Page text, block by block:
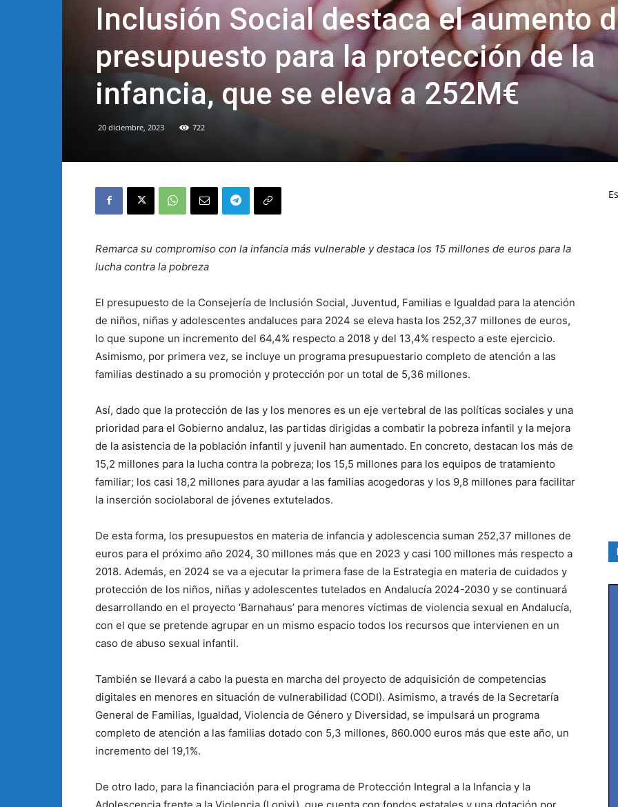
Inclusión Social destaca el aumento
presupuesto para la protección de la
infancia, que se eleva a 252M€
20 diciembre, 2023 722
Remarca su compromiso con la infancia más vulnerable y destaca los 15 millones de euros para la
lucha contra la pobreza
El presupuesto de la Consejería de Inclusión Social, Juventud, Familias e Igualdad para la atención
de niños, niñas y adolescentes andaluces para 2024 se eleva hasta los 252,37 millones de euros,
lo que supone un incremento del 64,4% respecto a 2018 y del 13,4% respecto a este ejercicio.
Asimismo, por primera vez, se incluye un programa presupuestario completo de atención a las
familias destinado a su promoción y protección por un total de 5,36 millones.
Así, dado que la protección de las y los menores es un eje vertebral de las políticas sociales y una
prioridad para el Gobierno andaluz, las partidas dirigidas a combatir la pobreza infantil y la mejora
de la asistencia de la población infantil y juvenil han aumentado. En concreto, destacan los más de
15,2 millones para la lucha contra la pobreza; los 15,5 millones para los equipos de tratamiento
familiar; los casi 18,2 millones para ayudar a las familias acogedoras y los 9,8 millones para facilitar
la inserción sociolaboral de jóvenes extutelados.
De esta forma, los presupuestos en materia de infancia y adolescencia suman 252,37 millones de
euros para el próximo año 2024, 30 millones más que en 2023 y casi 100 millones más respecto a
2018. Además, en 2024 se va a ejecutar la primera fase de la Estrategia en materia de cuidados y
protección de los niños, niñas y adolescentes tutelados en Andalucía 2024-2030 y se continuará
desarrollando en el proyecto ‘Barnahaus’ para menores víctimas de violencia sexual en Andalucía,
con el que se pretende agrupar en un mismo espacio todos los recursos que intervienen en un
caso de abuso sexual infantil.
También se llevará a cabo la puesta en marcha del proyecto de adquisición de competencias
digitales en menores en situación de vulnerabilidad (CODI). Asimismo, a través de la Secretaría
General de Familias, Igualdad, Violencia de Género y Diversidad, se impulsará un programa
completo de atención a las familias dotado con 5,3 millones, 860.000 euros más que este año, un
incremento del 19,1%.
De otro lado, para la financiación para el programa de Protección Integral a la Infancia y la